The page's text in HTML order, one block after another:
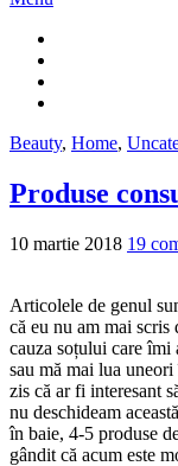
Beauty, Home,
Produse
10 martie 2018 19
Articolele de genul
că eu nu am mai scris
cauza soțului care îmi
sau mă mai lua
zis că ar fi interesant
nu deschideam
în baie, 4-5 produse
gândit că acum este